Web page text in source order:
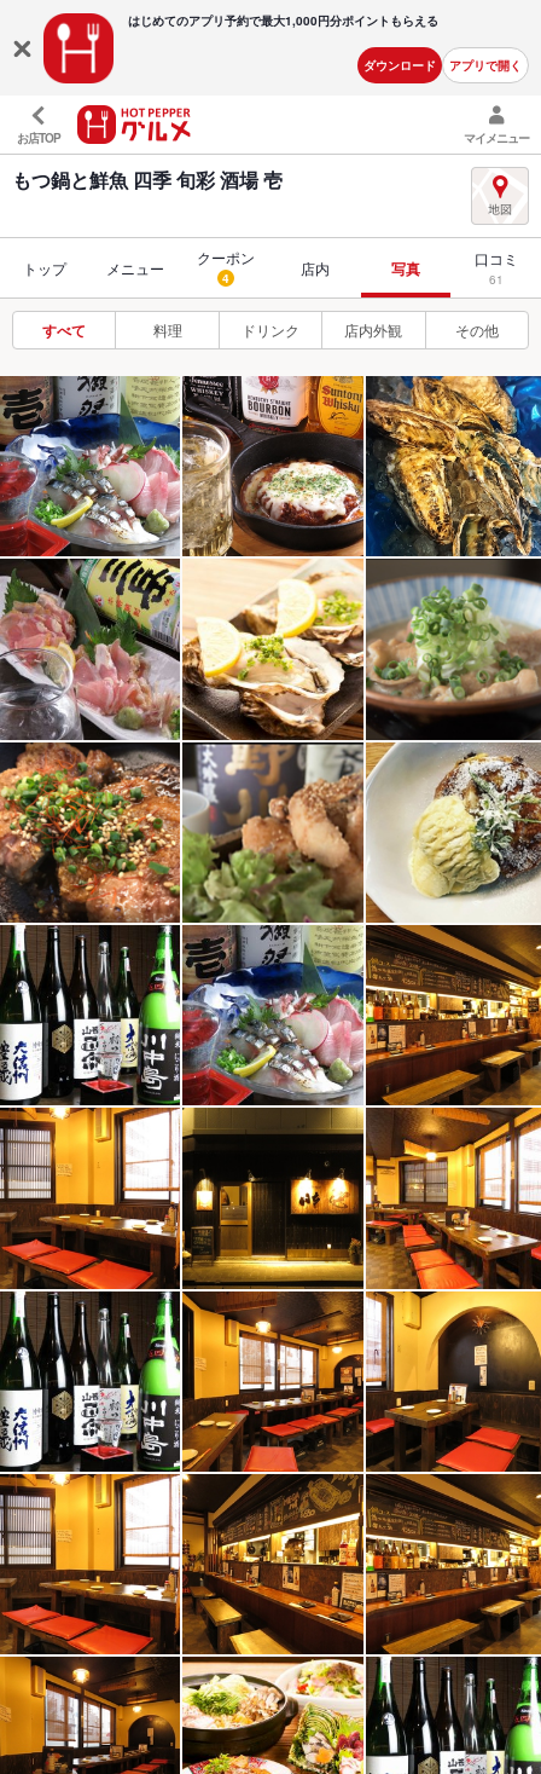
はじめてのアプリ予約で最大1,000円分ポイントもらえる
ダウンロード アプリで開く
お店TOP マイメニュー
もつ鍋と鮮魚 四季 旬彩 酒場 壱
トップ メニュー
クーポン
4 店内 写真 口コミ
61
すべて 料理 ドリンク 店内外観 その他